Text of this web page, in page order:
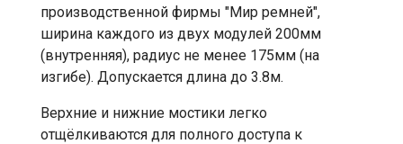
производственной фирмы "Мир ремней",
ширина каждого из двух модулей 200мм
(внутренняя), радиус не менее 175мм (на
изгибе). Допускается длина до 3.8м.
Верхние и нижние мостики легко
отщёлкиваются для полного доступа к